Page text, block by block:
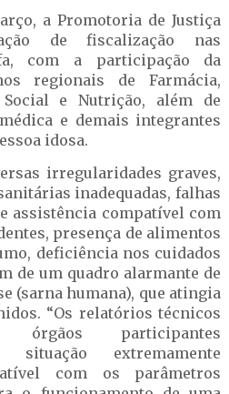
a Promotoria de Justiça
de fiscalização nas
com a participação da
regionais de Farmácia,
Social e Nutrição, além de
e demais integrantes
idosa.
irregularidades graves,
inadequadas, falhas
assistência compatível com
presença de alimentos
deficiência nos cuidados
de um quadro alarmante de
(sarna humana), que atingia
“Os relatórios técnicos
órgãos participantes
situação extremamente
com os parâmetros